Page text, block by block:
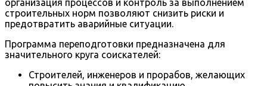
организация процессов и контроль за выполнением
строительных норм позволяют снизить риски и
предотвратить аварийные ситуации.
Программа переподготовки предназначена для
значительного круга соискателей:
Строителей, инженеров и прорабов, желающих